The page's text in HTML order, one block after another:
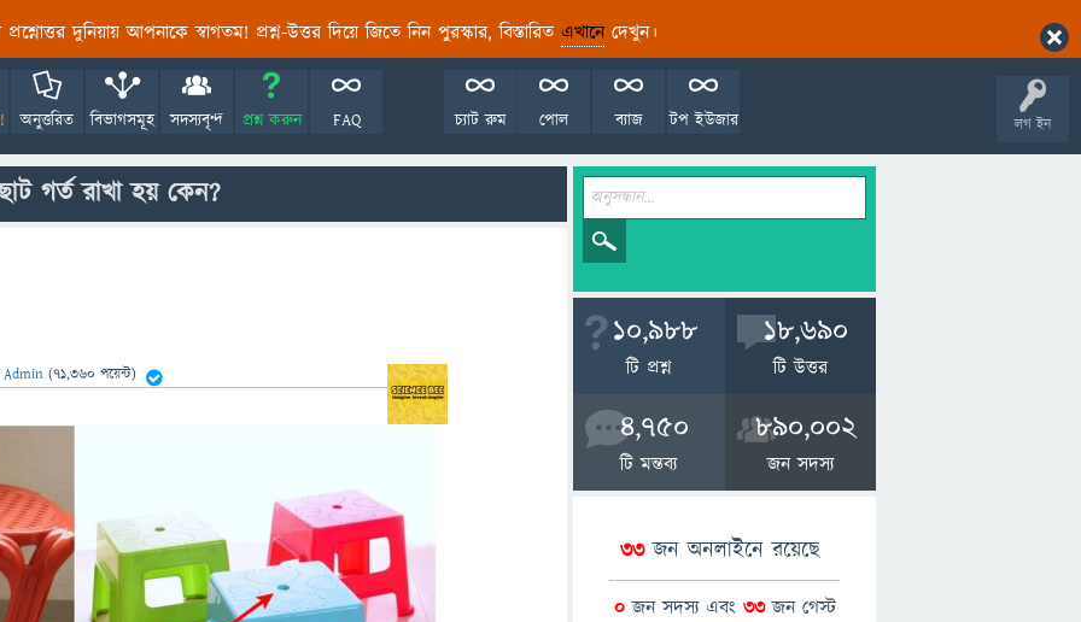
প্রশ্নোত্তর দুনিয়ায় আপনাকে স্বাগতম! প্রশ্ন-উত্তর দিয়ে জিতে নিন পুরস্কার, বিস্তারিত এখানেদেখুন।
লগ ইন
অনুত্তরিত বিভাগসমূহ সদস্যবৃন্দ প্রশ্ন করুন FAQ টপ ইউজার
ব্যাজ
পোল
চ্যাট রুম
গর্ত রাখা হয় কেন?
Admin (71,360 পয়েন্ট)
10,988
টি প্রশ্ন
18,690
টি উত্তর
4,750
টি মন্তব্য
890,002
জন সদস্য
33জন অনলাইনে রয়েছে
0জন সদস্য এবং 33জন গেস্ট